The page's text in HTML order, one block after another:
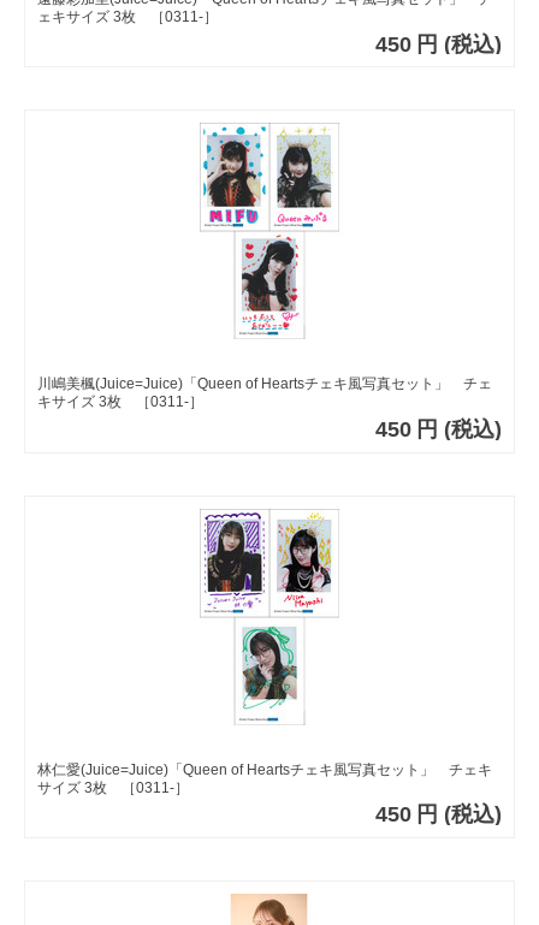
ェキサイズ 3枚 ［0311-］
450 円 (税込)
川嶋美楓(Juice=Juice)「Queen of Heartsチェキ風写真セット」 チェ
キサイズ 3枚 ［0311-］
450 円 (税込)
林仁愛(Juice=Juice)「Queen of Heartsチェキ風写真セット」 チェキ
サイズ 3枚 ［0311-］
450 円 (税込)